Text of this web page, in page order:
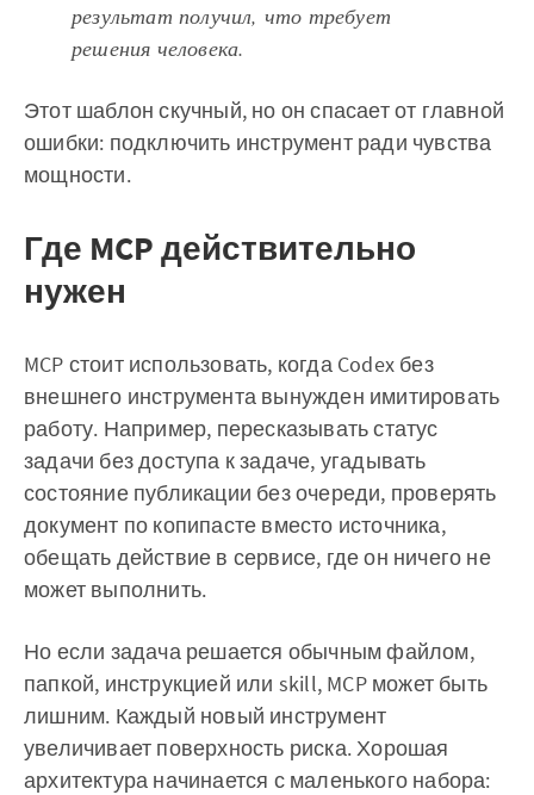
результат получил, что требует
решения человека.
Этот шаблон скучный, но он спасает от главной
ошибки: подключить инструмент ради чувства
мощности.
Где MCP действительно
нужен
MCP стоит использовать, когда Codex без
внешнего инструмента вынужден имитировать
работу. Например, пересказывать статус
задачи без доступа к задаче, угадывать
состояние публикации без очереди, проверять
документ по копипасте вместо источника,
обещать действие в сервисе, где он ничего не
может выполнить.
Но если задача решается обычным файлом,
папкой, инструкцией или skill, MCP может быть
лишним. Каждый новый инструмент
увеличивает поверхность риска. Хорошая
архитектура начинается с маленького набора: